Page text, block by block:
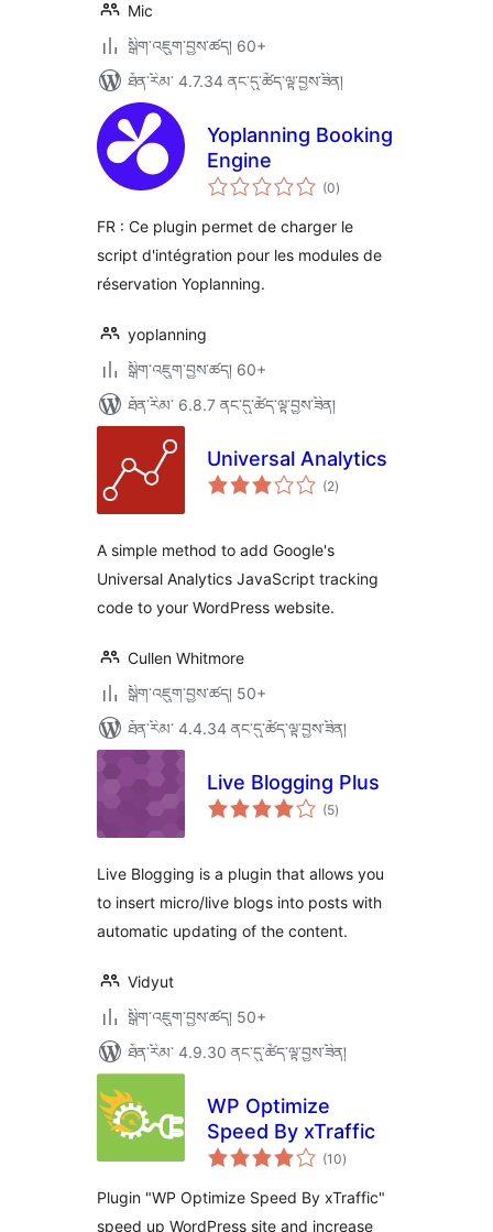
Mic
སྒྲིག་འཇུག་བྱས་ཚད། 60+
ཐོན་རིམ་ 4.7.34 ནང་དུ་ཚོད་ལྟ་བྱས་ཟིན།
Yoplanning Booking
Engine
(0གདེང་
འཇོག་
ཚང་།
)
FR : Ce plugin permet de charger le
script d'intégration pour les modules de
réservation Yoplanning.
yoplanning
སྒྲིག་འཇུག་བྱས་ཚད། 60+
ཐོན་རིམ་ 6.8.7 ནང་དུ་ཚོད་ལྟ་བྱས་ཟིན།
Universal Analytics
(2གདེང་
འཇོག་
)
A simple method to add Google's
Universal Analytics JavaScript tracking
code to your WordPress website.
Cullen Whitmore
སྒྲིག་འཇུག་བྱས་ཚད། 50+
ཐོན་རིམ་ 4.4.34 ནང་དུ་ཚོད་ལྟ་བྱས་ཟིན།
Live Blogging Plus
(5གདེང་
འཇོག་
)
Live Blogging is a plugin that allows you
to insert micro/live blogs into posts with
automatic updating of the content.
Vidyut
སྒྲིག་འཇུག་བྱས་ཚད། 50+
ཐོན་རིམ་ 4.9.30 ནང་དུ་ཚོད་ལྟ་བྱས་ཟིན།
WP Optimize
Speed By xTraffic
(10གདེང་
འཇོག་
ཚང་།
)
Plugin "WP Optimize Speed By xTraffic"
speed up WordPress site and increase